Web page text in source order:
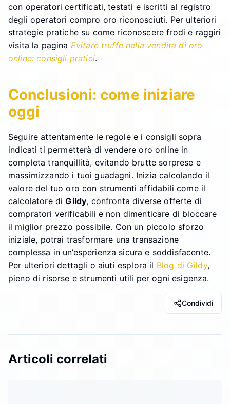
con operatori certificati, testati e iscritti al registro
degli operatori compro oro riconosciuti. Per ulteriori
strategie pratiche su come riconoscere frodi e raggiri
visita la pagina Evitare truffe nella vendita di oro
online: consigli pratici.
Conclusioni: come iniziare
oggi
Seguire attentamente le regole e i consigli sopra
indicati ti permetterà di vendere oro online in
completa tranquillità, evitando brutte sorprese e
massimizzando i tuoi guadagni. Inizia calcolando il
valore del tuo oro con strumenti affidabili come il
calcolatore diGildy, confronta diverse offerte di
compratori verificabili e non dimenticare di bloccare
il miglior prezzo possibile. Con un piccolo sforzo
iniziale, potrai trasformare una transazione
complessa in un’esperienza sicura e soddisfacente.
Per ulteriori dettagli o aiuti esplora il Blog di Gildy,
pieno di risorse e strumenti utili per ogni esigenza.
Condividi
Articoli correlati